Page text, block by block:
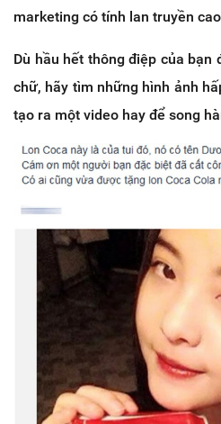
marketing có tính lan truyền
Dù hầu hết thông điệp của bạn
chữ, hãy tìm những hình ảnh
tạo ra một video hay để song